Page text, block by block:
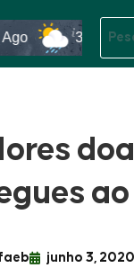
31°C
junho 3, 2020